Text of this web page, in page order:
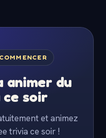
animer du
soir
et animez
trivia ce soir !